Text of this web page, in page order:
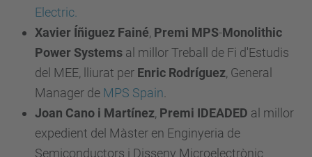
Electric.
Xavier Íñiguez Fainé, Premi MPS-Monolithic
Power Systems al millor Treball de Fi d'Estudis
del MEE, lliurat per Enric Rodríguez, General
Manager de MPS Spain
Joan Cano i Martínez, Premi IDEADED al millor
expedient del Màster en Enginyeria de
Semiconductors i Disseny Microelectrònic